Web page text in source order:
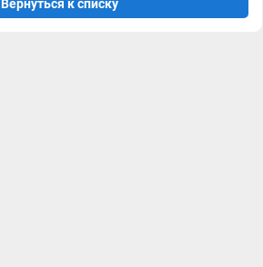
Вернуться к списку